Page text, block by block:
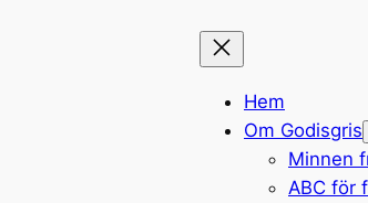
Hem
Om Godisgris
Minnen
ABC för